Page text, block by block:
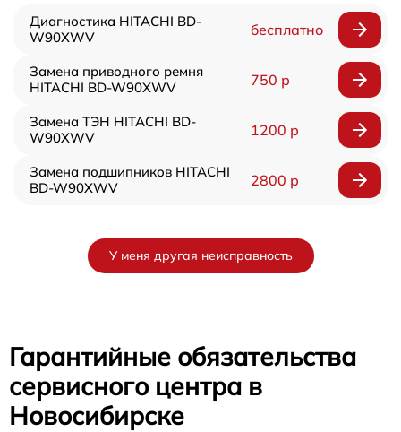
Диагностика HITACHI BD-
W90XWV
бесплатно
Замена приводного ремня
HITACHI BD-W90XWV
750 р
Замена ТЭН HITACHI BD-
W90XWV
1200 р
Замена подшипников HITACHI
BD-W90XWV
2800 р
У меня другая неисправность
Гарантийные обязательства
сервисного центра в
Новосибирске